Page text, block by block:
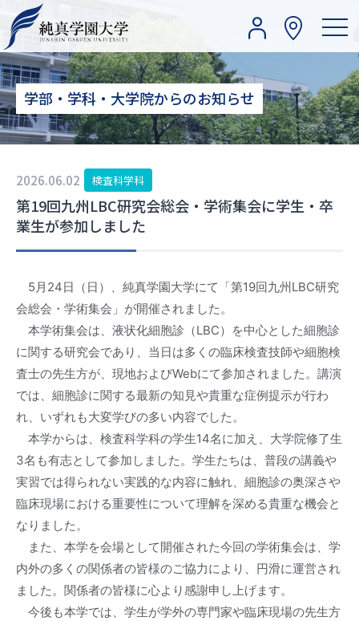
学部・学科・大学院からのお知らせ
2026.06.02 検査科学科
第19回九州LBC研究会総会・学術集会に学生・卒
業生が参加しました
5月24日（日）、純真学園大学にて「第19回九州LBC研究
会総会・学術集会」が開催されました。
本学術集会は、液状化細胞診（LBC）を中心とした細胞診
に関する研究会であり、当日は多くの臨床検査技師や細胞検
査士の先生方が、現地およびWebにて参加されました。講演
では、細胞診に関する最新の知見や貴重な症例提示が行わ
れ、いずれも大変学びの多い内容でした。
本学からは、検査科学科の学生14名に加え、大学院修了生
3名も有志として参加しました。学生たちは、普段の講義や
実習では得られない実践的な内容に触れ、細胞診の奥深さや
臨床現場における重要性について理解を深める貴重な機会と
なりました。
また、本学を会場として開催された今回の学術集会は、学
内外の多くの関係者の皆様のご協力により、円滑に運営され
ました。関係者の皆様に心より感謝申し上げます。
今後も本学では、学生が学外の専門家や臨床現場の先生方